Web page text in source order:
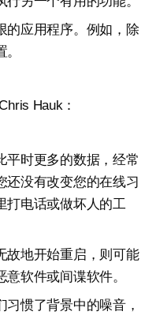
的应用程序。例如，除
Hauk：
平时更多的数据，经常
还没有改变您的在线习
打电话或做坏人的工
故地开始重启，则可能
软件或间谍软件。
惯了背景中的噪音，